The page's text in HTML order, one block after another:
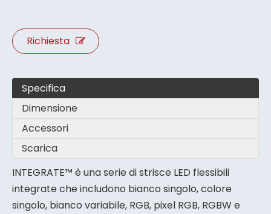
Richiesta
Specifica
Dimensione
Accessori
Scarica
INTEGRATE™ è una serie di strisce LED flessibili
integrate che includono bianco singolo, colore
singolo, bianco variabile, RGB, pixel RGB, RGBW e